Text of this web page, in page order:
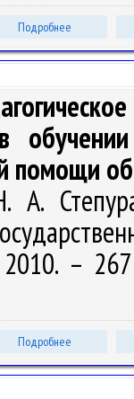
Подробнее
помощи
–
Подробнее